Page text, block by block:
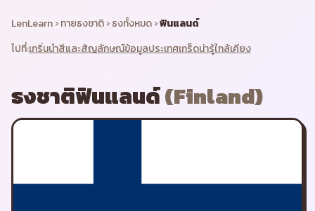
LenLearn›ทายธงชาติ›ธงทั้งหมด›ฟินแลนด์
ไปที่:เกริ่นนำสีและสัญลักษณ์ข้อมูลประเทศเกร็ดน่ารู้ใกล้เคียง
ธงชาติฟินแลนด์(Finland)